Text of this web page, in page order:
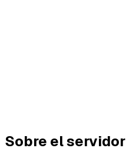
Sobre el servidor